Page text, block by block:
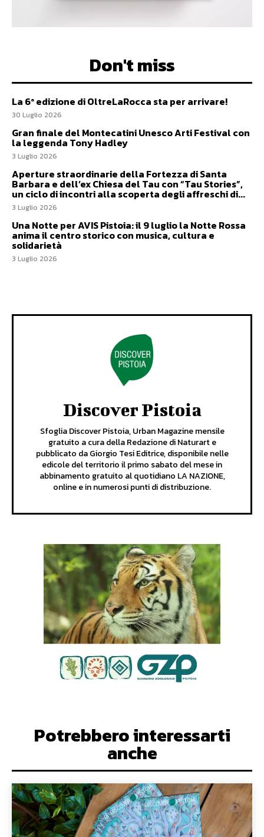
Don't miss
La 6ª edizione di OltreLaRocca sta per arrivare!
30 Luglio 2026
Gran finale del Montecatini Unesco Arti Festival con
la leggenda Tony Hadley
3 Luglio 2026
Aperture straordinarie della Fortezza di Santa
Barbara e dell’ex Chiesa del Tau con “Tau Stories”,
un ciclo di incontri alla scoperta degli affreschi di...
3 Luglio 2026
Una Notte per AVIS Pistoia: il 9 luglio la Notte Rossa
anima il centro storico con musica, cultura e
solidarietà
3 Luglio 2026
Discover Pistoia
Sfoglia Discover Pistoia, Urban Magazine mensile
gratuito a cura della Redazione di Naturart e
pubblicato da Giorgio Tesi Editrice, disponibile nelle
edicole del territorio il primo sabato del mese in
abbinamento gratuito al quotidiano LA NAZIONE,
online e in numerosi punti di distribuzione.
Potrebbero interessarti
anche